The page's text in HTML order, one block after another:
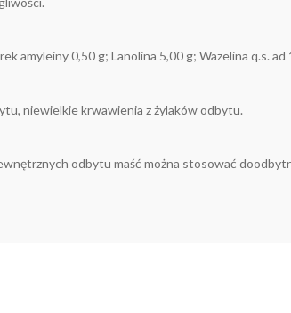
amyleiny 0,50 g; Lanolina 5,00 g; Wazelina q.s. ad
niewielkie krwawienia z żylaków odbytu.
odbytu maść można stosować